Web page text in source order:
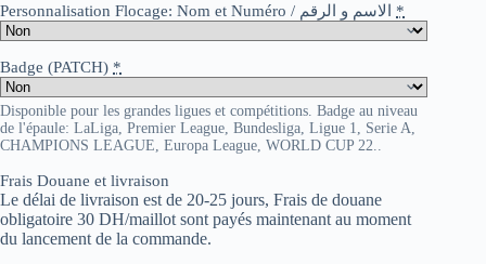
Personnalisation Flocage: Nom et Numéro / الاسم و الرقم *
Badge (PATCH) *
Disponible pour les grandes ligues et compétitions. Badge au niveau
de l'épaule: LaLiga, Premier League, Bundesliga, Ligue 1, Serie A,
CHAMPIONS LEAGUE, Europa League, WORLD CUP 22..
Frais Douane et livraison
Le délai de livraison est de 20-25 jours, Frais de douane
obligatoire 30 DH/maillot sont payés maintenant au moment
du lancement de la commande.